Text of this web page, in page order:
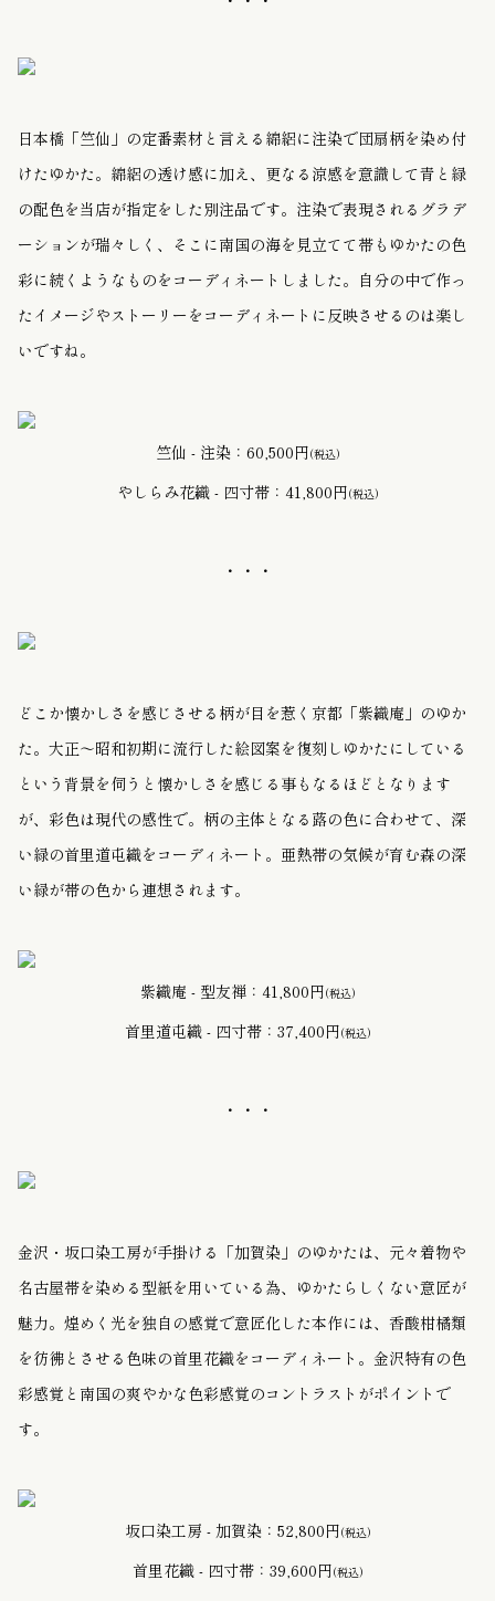
日本橋「竺仙」の定番素材と言える綿絽に注染で団扇柄を染め付
けたゆかた。綿絽の透け感に加え、更なる涼感を意識して青と緑
の配色を当店が指定をした別注品です。注染で表現されるグラデ
ーションが瑞々しく、そこに南国の海を見立てて帯もゆかたの色
彩に続くようなものをコーディネートしました。自分の中で作っ
たイメージやストーリーをコーディネートに反映させるのは楽し
いですね。
竺仙 - 注染：60,500円(税込)
やしらみ花織 - 四寸帯：41,800円(税込)
・・・
どこか懐かしさを感じさせる柄が目を惹く京都「紫織庵」のゆか
た。大正〜昭和初期に流行した絵図案を復刻しゆかたにしている
という背景を伺うと懐かしさを感じる事もなるほどとなります
が、彩色は現代の感性で。柄の主体となる蕗の色に合わせて、深
い緑の首里道屯織をコーディネート。亜熱帯の気候が育む森の深
い緑が帯の色から連想されます。
紫織庵 - 型友禅：41,800円(税込)
首里道屯織 - 四寸帯：37,400円(税込)
・・・
金沢・坂口染工房が手掛ける「加賀染」のゆかたは、元々着物や
名古屋帯を染める型紙を用いている為、ゆかたらしくない意匠が
魅力。煌めく光を独自の感覚で意匠化した本作には、香酸柑橘類
を彷彿とさせる色味の首里花織をコーディネート。金沢特有の色
彩感覚と南国の爽やかな色彩感覚のコントラストがポイントで
す。
坂口染工房 - 加賀染：52,800円(税込)
首里花織 - 四寸帯：39,600円(税込)